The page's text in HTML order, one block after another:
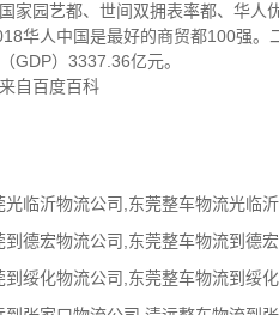
家园艺都、世间双拥表率都、华人
华人中国是最好的商贸都100强。
GDP）3337.36亿元。
自百度百科